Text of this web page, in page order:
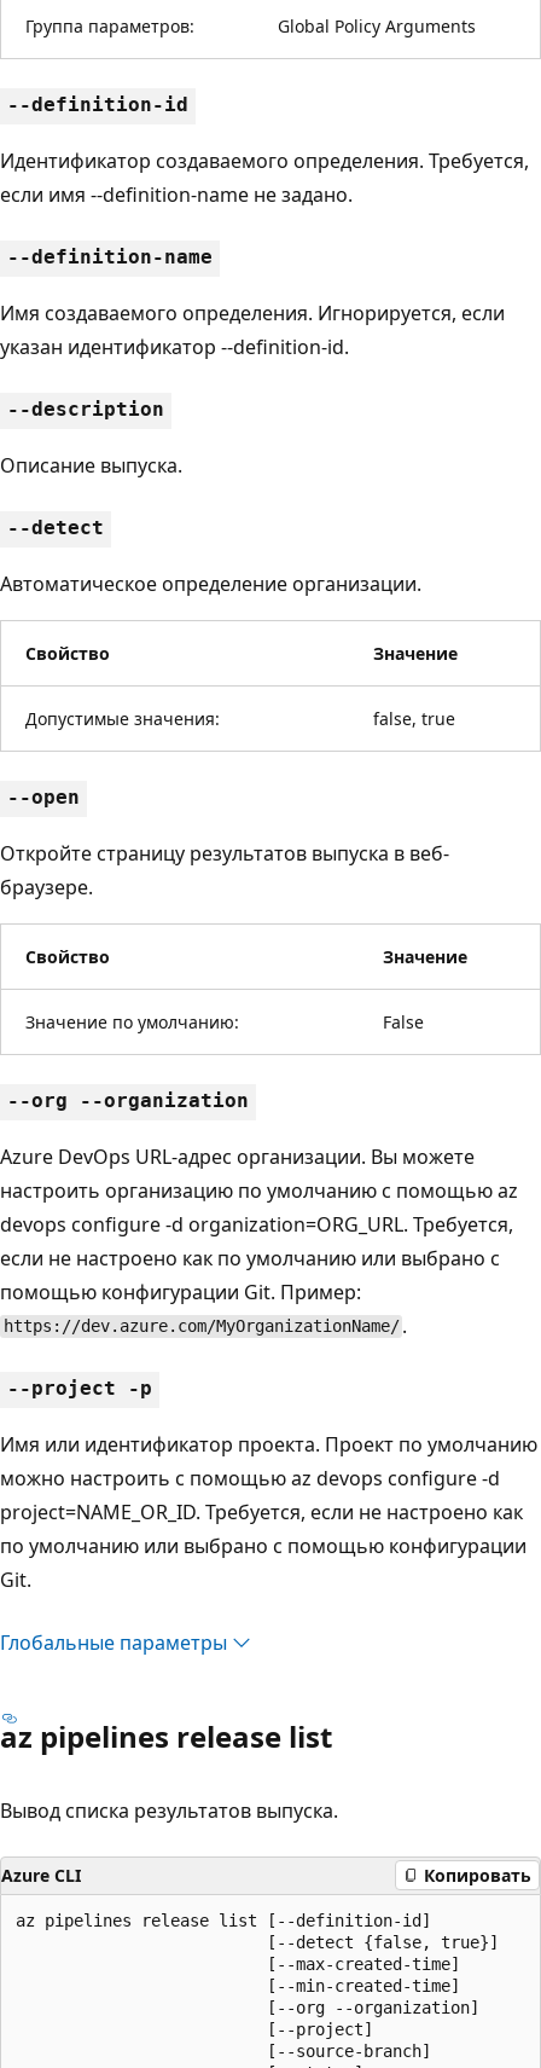
Группа параметров: Global Policy Arguments
--definition-id
Идентификатор создаваемого определения. Требуется,
если имя --definition-name не задано.
--definition-name
Имя создаваемого определения. Игнорируется, если
указан идентификатор --definition-id.
--description
Описание выпуска.
--detect
Автоматическое определение организации.
Свойство Значение
Допустимые значения: false, true
--open
Откройте страницу результатов выпуска в веб-
браузере.
Свойство Значение
Значение по умолчанию: False
--org --organization
Azure DevOps URL-адрес организации. Вы можете
настроить организацию по умолчанию с помощью az
devops configure -d organization=ORG_URL. Требуется,
если не настроено как по умолчанию или выбрано с
помощью конфигурации Git. Пример:
https://dev.azure.com/MyOrganizationName/ .
--project -p
Имя или идентификатор проекта. Проект по умолчанию
можно настроить с помощью az devops configure -d
project=NAME_OR_ID. Требуется, если не настроено как
по умолчанию или выбрано с помощью конфигурации
Git.
Глобальные параметры
az pipelines release list
Вывод списка результатов выпуска.
Azure CLI Копировать
az pipelines release list [--definition-id]
                          [--detect {false, true}]
                          [--max-created-time]
                          [--min-created-time]
                          [--org --organization]
                          [--project]
                          [--source-branch]